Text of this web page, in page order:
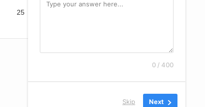
25
0 / 400
Skip Next